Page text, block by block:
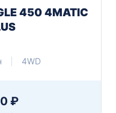
450 4MATIC
4WD
₽